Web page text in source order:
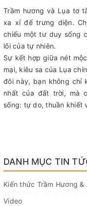
Trầm hương và Lụa tơ
xa xỉ để trưng diện.
chiếu một tư duy sống
lõi của tự nhiên.
Sự kết hợp giữa nét
mại, kiêu sa của Lụa
đôi này, bạn không chỉ
nhất của đất trời, mà
sống: tự do, thuần khiết
DANH MỤC TIN
Kiến thức Trầm Hương &
Video